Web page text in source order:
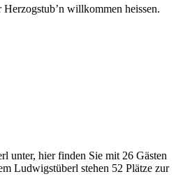
willkommen heissen.
unter, hier finden Sie mit 26 Gästen
Ludwigstüberl stehen 52 Plätze zur